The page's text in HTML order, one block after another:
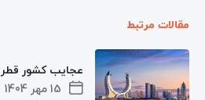
مقالات مرتبط
15 مهر 1404
عجایب کشور قطر